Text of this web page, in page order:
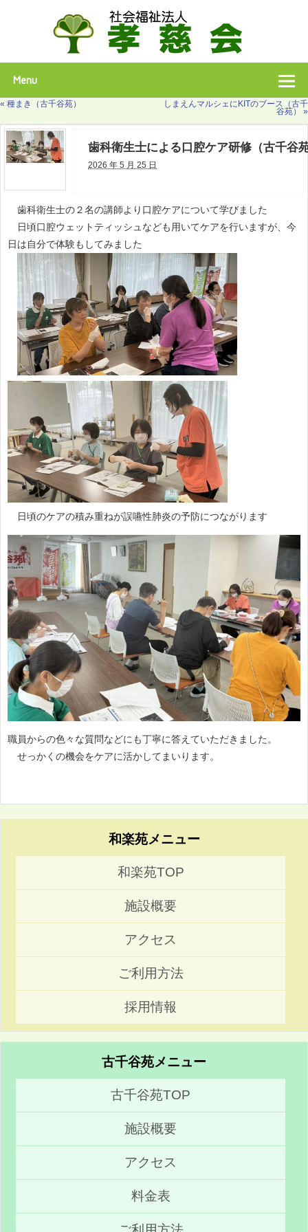
Menu
« 種まき（古千谷苑）
しまえんマルシェにKITのブース（古千
谷苑） »
歯科衛生士による口腔ケア研修（古千谷
2026 年 5 月 25 日
歯科衛生士の２名の講師より口腔ケアについて学びました
日頃口腔ウェットティッシュなども用いてケアを行いますが、今
日は自分で体験もしてみました
日頃のケアの積み重ねが誤嚥性肺炎の予防につながります
職員からの色々な質問などにも丁寧に答えていただきました。
せっかくの機会をケアに活かしてまいります。
和楽苑メニュー
和楽苑TOP
施設概要
アクセス
ご利用方法
採用情報
古千谷苑メニュー
古千谷苑TOP
施設概要
アクセス
料金表